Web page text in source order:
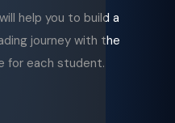
help you to build a
journey with the
for each student.